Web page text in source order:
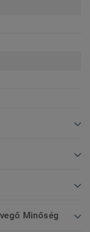
Minőség